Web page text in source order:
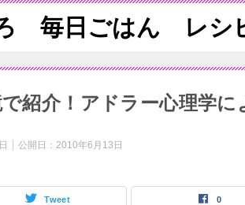
毎日ごはん レシ
紹介！アドラー心理学に
公開日： 2010年6月13日
Tweet 0